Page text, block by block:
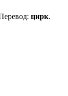
цирк.